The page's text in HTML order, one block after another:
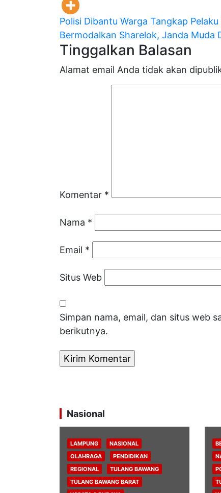
Navigasi
pos
Polisi Dibantu Warga Tangkap
Bermodalkan Sharelok, Janda Muda
Tinggalkan Balasan
Alamat email Anda tidak akan
Komentar *
Nama *
Email *
Situs Web
Simpan nama, email, dan situs web
berikutnya.
Nasional
LAMPUNG
NASIONAL
OLAHRAGA
PENDIDIKAN
REGIONAL
TULANG BAWANG
TULANG BAWANG BARAT